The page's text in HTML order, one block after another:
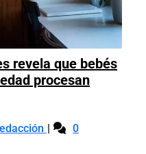
revela que bebés
procesan
Un
0